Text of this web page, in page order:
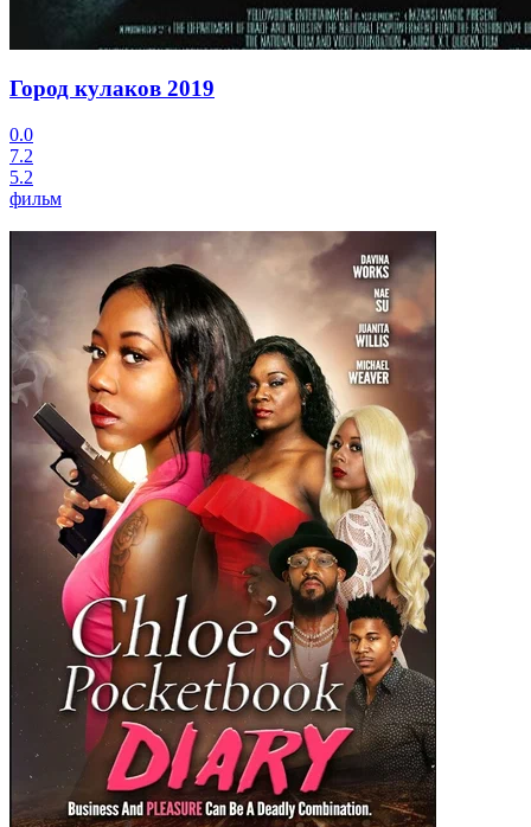
Город кулаков 2019
0.0
7.2
5.2
фильм